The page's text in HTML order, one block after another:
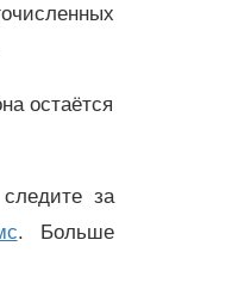
остаётся
за
. Больше